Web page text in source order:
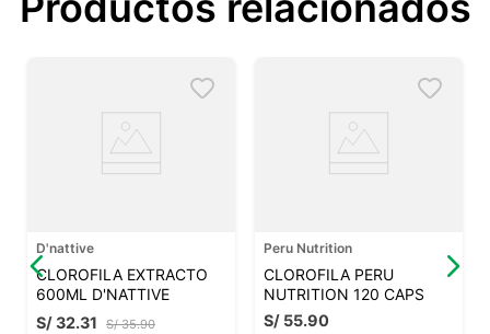
D'nattive
CLOROFILA EXTRACTO
600ML D'NATTIVE
S/ 35.90
S/32.31
Peru Nutrition
CLOROFILA PERU
NUTRITION 120 CAPS
S/ 55.90